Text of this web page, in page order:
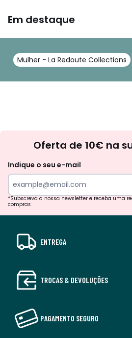
Em destaque
Mulher - La Redoute Collections
Oferta de 10€ na
Indique o seu e-mail
*Subscreva a nossa newsletter e receba uma
compras
ENTREGA
TROCAS & DEVOLUÇÕES
PAGAMENTO SEGURO